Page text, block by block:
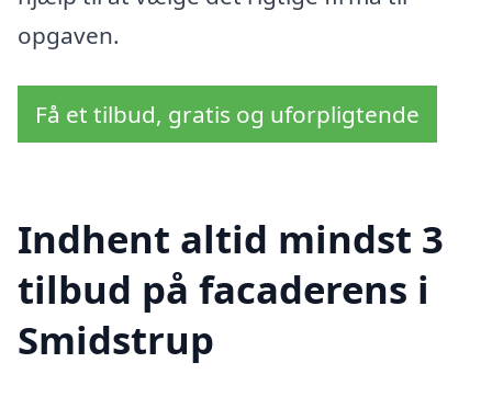
opgaven.
Få et tilbud, gratis og uforpligtende
Indhent altid mindst 3
tilbud på facaderens i
Smidstrup